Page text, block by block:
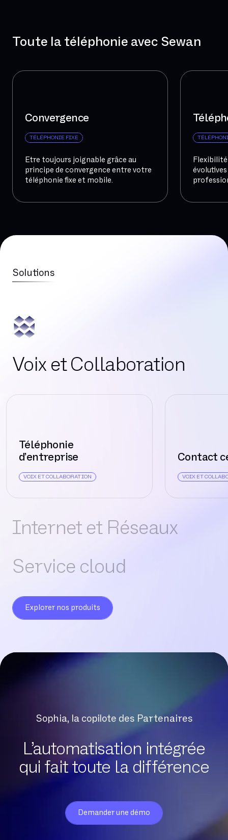
Toute la téléphonie avec Sewan
Convergence
TÉLÉPHONIE FIXE
Etre toujours joignable grâce au
principe de convergence entre votre
téléphonie fixe et mobile.
Solutions
Voix et Collaboration
Internet et Réseaux
Service cloud
Téléphonie
d’entreprise
VOIX ET COLLABORATION
Contact
VOIX ET
Explorer nos produits
Sophia, la copilote des Partenaires
L’automatisation intégrée
qui fait toute la différence
Demander une démo